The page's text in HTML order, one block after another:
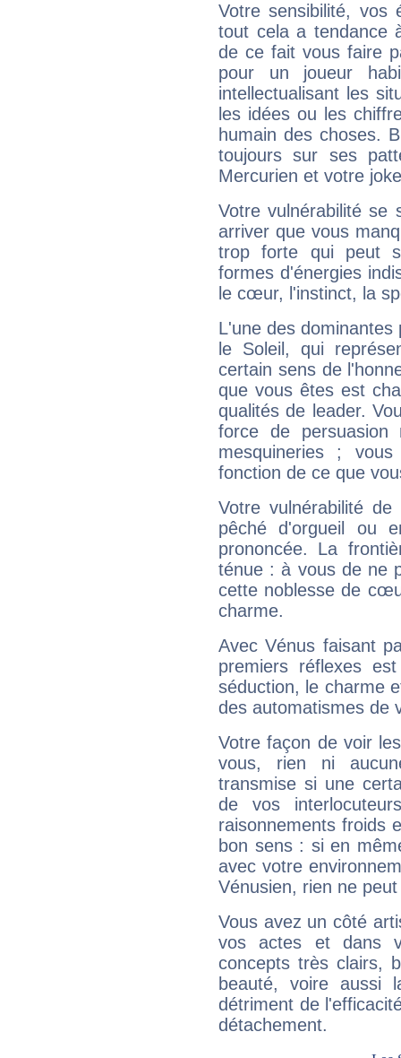
Votre sensibilité,
tout cela a tendance
de ce fait vous faire
pour un joueur
intellectualisant les
les idées ou les
humain des choses.
toujours sur ses
Mercurien et votre
Votre vulnérabilité se
arriver que vous
trop forte qui peut
formes d'énergies
le cœur, l'instinct, la
L'une des
le Soleil, qui
certain sens de
que vous êtes est
qualités de leader.
force de
mesquineries ;
fonction de ce que
Votre vulnérabilité
pêché d'orgueil ou
prononcée. La
ténue : à vous de ne
cette noblesse de
charme.
Avec Vénus faisant
premiers réflexes
séduction, le charme
des automatismes de
Votre façon de voir
vous, rien ni
transmise si une
de vos
raisonnements froids
bon sens : si en
avec votre
Vénusien, rien ne
Vous avez un côté
vos actes et dans
concepts très clairs,
beauté, voire aussi
détriment de
détachement.